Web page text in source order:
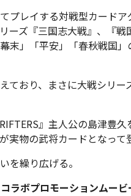
プレイする対戦型カード
ーズ『三国志大戦』、『戦
末」「平安」「春秋戦国
ており、まさに大戦シリー
』主人公の島津豊久
物の武将カードとなって
を繰り広げる。
ラボプロモーションムービ